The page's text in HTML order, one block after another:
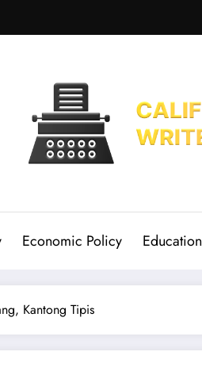
Economic Policy Education
Kantong Tipis